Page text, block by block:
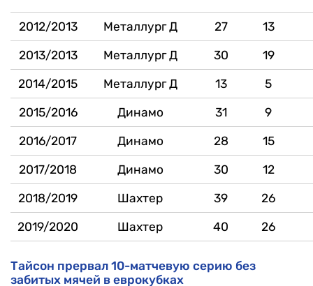
2012/2013 Металлург Д 27 13
2013/2013 Металлург Д 30 19
2014/2015 Металлург Д 13 5
2015/2016 Динамо 31 9
2016/2017 Динамо 28 15
2017/2018 Динамо 30 12
2018/2019 Шахтер 39 26
2019/2020 Шахтер 40 26
Тайсон прервал 10-матчевую серию без
забитых мячей в еврокубках